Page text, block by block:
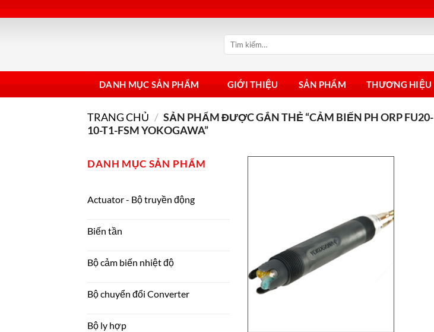
qua
Tìm
kiếm:
DANH MỤC SẢN PHẨM GIỚI THIỆU SẢN PHẨM THƯƠNG HIỆU
TRANG CHỦ / SẢN PHẨM ĐƯỢC GẮN THẺ “CẢM BIẾN PH ORP FU20-
10-T1-FSM YOKOGAWA”
DANH MỤC SẢN PHẨM
Actuator - Bộ truyền động
Biến tần
Bộ cảm biến nhiệt độ
Bộ chuyển đổi Converter
Bộ ly hợp